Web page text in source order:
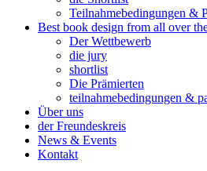
Teilnahmebedingungen &
Best book design from all over
Der Wettbewerb
die jury
shortlist
Die Prämierten
teilnahmebedingungen &
Über uns
der Freundeskreis
News & Events
Kontakt